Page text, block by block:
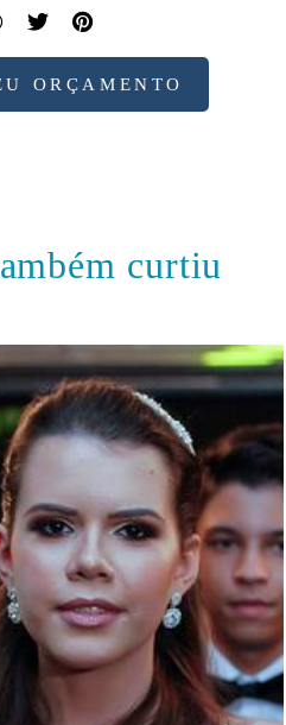
ORÇAMENTO
curtiu